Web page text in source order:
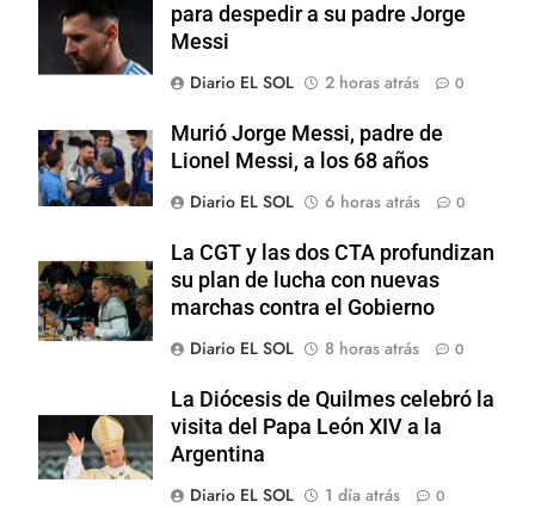
para despedir a su padre Jorge
Messi
Diario EL SOL
2 horas atrás 0
Murió Jorge Messi, padre de
Lionel Messi, a los 68 años
Diario EL SOL
6 horas atrás 0
La CGT y las dos CTA profundizan
su plan de lucha con nuevas
marchas contra el Gobierno
Diario EL SOL
8 horas atrás 0
La Diócesis de Quilmes celebró la
visita del Papa León XIV a la
Argentina
Diario EL SOL
1 día atrás 0